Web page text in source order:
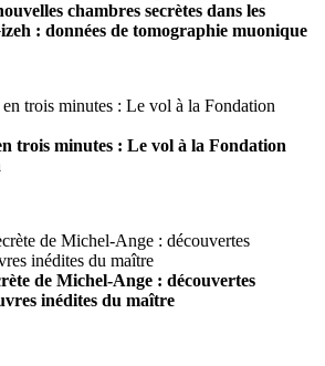
chambres secrètes dans les
: données de tomographie muonique
trois minutes : Le vol à la Fondation
de Michel-Ange : découvertes
inédites du maître